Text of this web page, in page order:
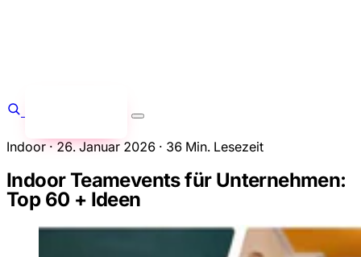
Indoor · 26. Januar 2026 · 36 Min. Lesezeit
Indoor Teamevents für Unternehmen:
Top 60 + Ideen